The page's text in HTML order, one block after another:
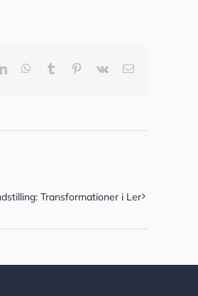
LinkedInWhatsApp
Tumblr Pinterest
Vk
E-
Transformationer i Ler